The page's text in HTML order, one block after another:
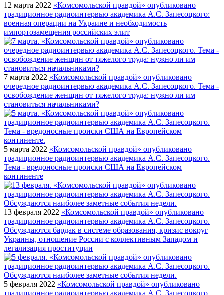
12 марта 2022 «Комсомольской правдой» опубликовано
традиционное радиоинтервью академика А.С. Запесоцкого:
военная операции на Украине и необходимость
импортозамещения российских элит
7 марта 2022 «Комсомольской правдой» опубликовано
очередное радиоинтервью академика А.С. Запесоцкого. Тема -
освобождение женщин от тяжелого труда: нужно ли им
становиться начальниками?
5 марта 2022 «Комсомольской правдой» опубликовано
традиционное радиоинтервью академика А.С. Запесоцкого.
Тема - вредоносные происки США на Европейском
континенте
13 февраля 2022 «Комсомольской правдой» опубликовано
традиционное радиоинтервью академика А.С. Запесоцкого.
Обсуждаются бардак в системе образования, кризис вокруг
Украины, отношение России с коллективным Западом и
легализация проституции
5 февраля 2022 «Комсомольской правдой» опубликовано
традиционное радиоинтервью академика А.С. Запесоцкого.